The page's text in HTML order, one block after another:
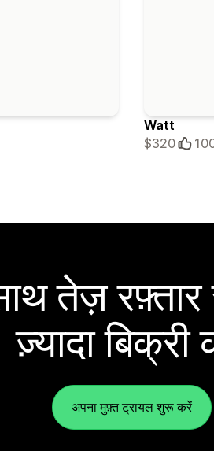
Watt
$320
तेज़ रफ़्तार
ज़्यादा बिक्री
अपना मुफ़्त ट्रायल शुरू करें